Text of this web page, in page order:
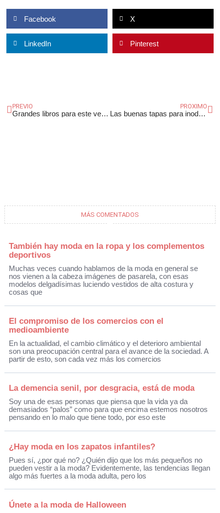
Facebook X
LinkedIn Pinterest
PREVIO
Grandes libros para este verano
PROXIMO
Las buenas tapas para inodoros son tendencia
MÁS COMENTADOS
También hay moda en la ropa y los complementos
deportivos
Muchas veces cuando hablamos de la moda en general se
nos vienen a la cabeza imágenes de pasarela, con esas
modelos delgadísimas luciendo vestidos de alta costura y
cosas que
El compromiso de los comercios con el
medioambiente
En la actualidad, el cambio climático y el deterioro ambiental
son una preocupación central para el avance de la sociedad. A
partir de esto, son cada vez más los comercios
La demencia senil, por desgracia, está de moda
Soy una de esas personas que piensa que la vida ya da
demasiados “palos” como para que encima estemos nosotros
pensando en lo malo que tiene todo, por eso este
¿Hay moda en los zapatos infantiles?
Pues sí, ¿por qué no? ¿Quién dijo que los más pequeños no
pueden vestir a la moda? Evidentemente, las tendencias llegan
algo más fuertes a la moda adulta, pero los
Únete a la moda de Halloween